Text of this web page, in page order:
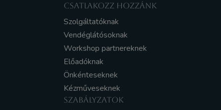
CSATLAKOZZ HOZZÁNK
Szolgáltatóknak
Vendéglátósoknak
Workshop partnereknek
Előadóknak
Önkénteseknek
Kézműveseknek
SZABÁLYZATOK